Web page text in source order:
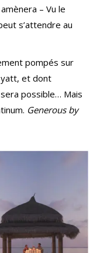
– Vu le
s’attendre au
pompés sur
et dont
possible… Mais
Generous by